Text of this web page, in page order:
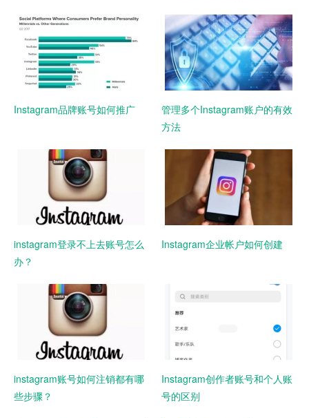
Instagram品牌账号如何推广
管理多个Instagram账户的有效
方法
instagram登录不上去账号怎么
办？
Instagram企业帐户如何创建
instagram账号如何注销都有哪
些步骤？
Instagram创作者账号和个人账
号的区别